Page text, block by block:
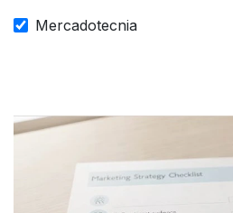
Mercadotecnia